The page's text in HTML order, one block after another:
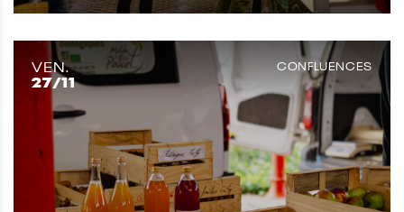
VEN.
27/11
CONFLUENCES